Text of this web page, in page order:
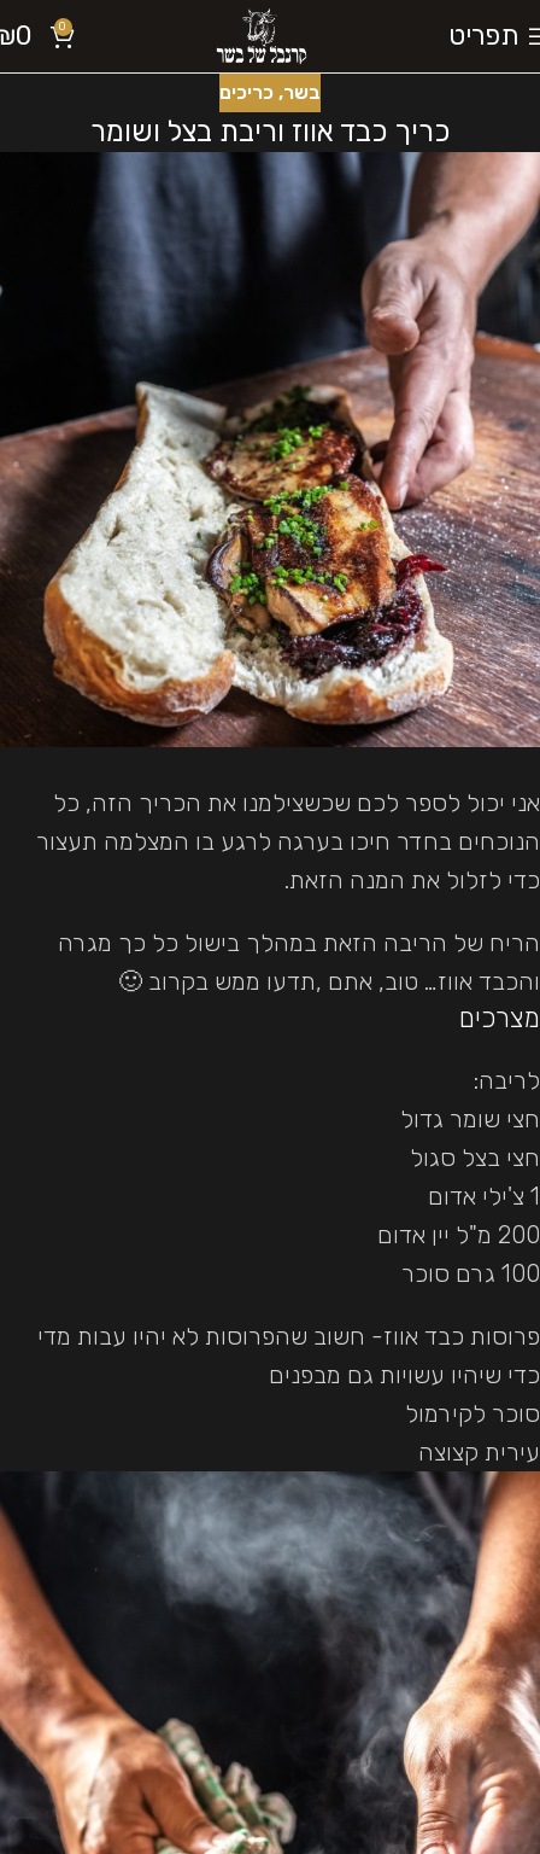
תפריט 0
0
בשר, כריכים
כריך כבד אווז וריבת בצל ושומר
אני יכול לספר לכם שכשצילמנו את הכריך הזה, כל
הנוכחים בחדר חיכו בערגה לרגע בו המצלמה תעצור
כדי לזלול את המנה הזאת.
הריח של הריבה הזאת במהלך בישול כל כך מגרה
והכבד אווז… טוב, אתם ,תדעו ממש בקרוב 🙂
מצרכים
לריבה:
חצי שומר גדול
חצי בצל סגול
1 צ'ילי אדום
200 מ"ל יין אדום
100 גרם סוכר
פרוסות כבד אווז- חשוב שהפרוסות לא יהיו עבות מדי
כדי שיהיו עשויות גם מבפנים
סוכר לקירמול
עירית קצוצה